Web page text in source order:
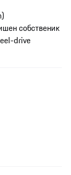
собственик
drive